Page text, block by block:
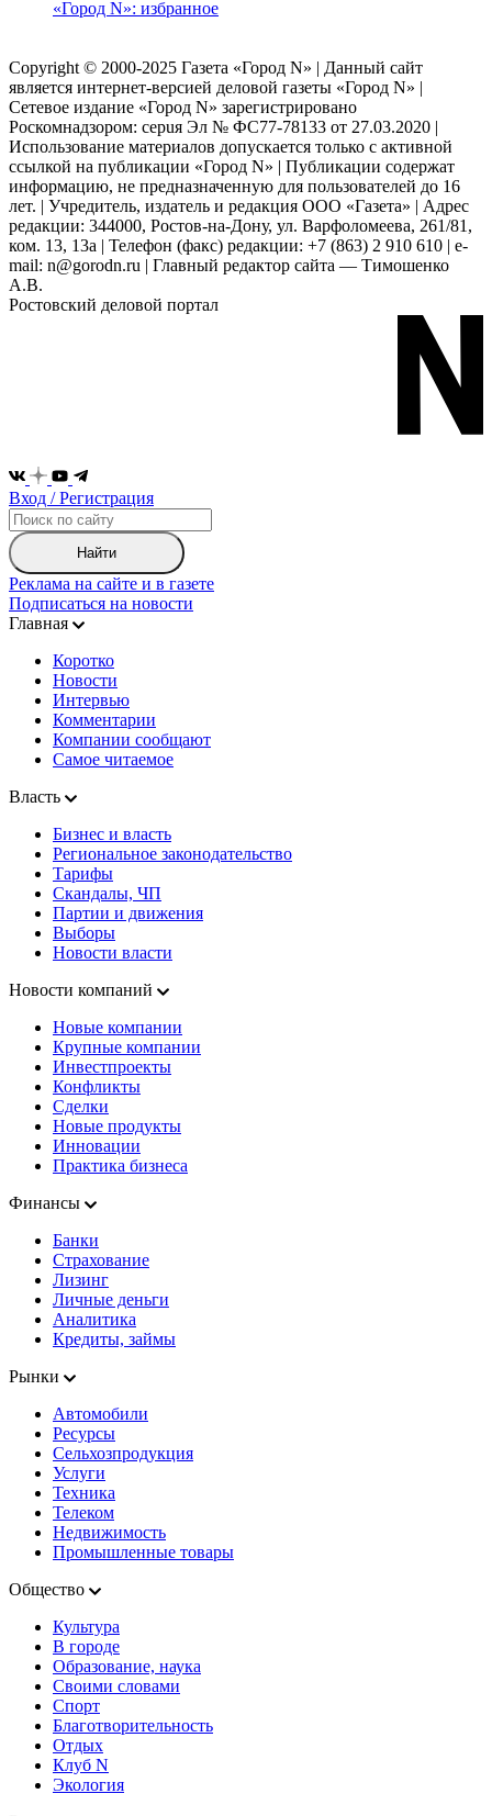
«Город N»: избранное
Copyright © 2000-2025 Газета «Город N» | Данный сайт
является интернет-версией деловой газеты «Город N» |
Сетевое издание «Город N» зарегистрировано
Роскомнадзором: серuя Эл № ФС77-78133 от 27.03.2020 |
Использование материалов допускается только с активной
ссылкой на публикации «Город N» | Публикации содержат
информацию, не предназначенную для пользователей до 16
лет. | Учредитель, издатель и редакция ООО «Газета» | Адрес
редакции: 344000, Ростов-на-Дону, ул. Варфоломеева, 261/81,
ком. 13, 13а | Телефон (факс) редакции: +7 (863) 2 910 610 | e-
mail: n@gorodn.ru | Главный редактор сайта — Тимошенко
А.В.
Ростовский деловой портал
Вход / Регистрация
Найти
Реклама на сайте и в газете
Подписаться на новости
Главная
Коротко
Новости
Интервью
Комментарии
Компании сообщают
Самое читаемое
Власть
Бизнес и власть
Региональное законодательство
Тарифы
Скандалы, ЧП
Партии и движения
Выборы
Новости власти
Новости компаний
Новые компании
Крупные компании
Инвестпроекты
Конфликты
Сделки
Новые продукты
Инновации
Практика бизнеса
Финансы
Банки
Страхование
Лизинг
Личные деньги
Аналитика
Кредиты, займы
Рынки
Автомобили
Ресурсы
Сельхозпродукция
Услуги
Техника
Телеком
Недвижимость
Промышленные товары
Общество
Культура
В городе
Образование, наука
Своими словами
Спорт
Благотворительность
Отдых
Клуб N
Экология